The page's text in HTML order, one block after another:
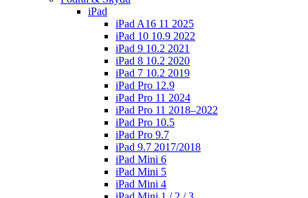
iPad
iPad A16 11 2025
iPad 10 10.9 2022
iPad 9 10.2 2021
iPad 8 10.2 2020
iPad 7 10.2 2019
iPad Pro 12.9
iPad Pro 11 2024
iPad Pro 11 2018–2022
iPad Pro 10.5
iPad Pro 9.7
iPad 9.7 2017/2018
iPad Mini 6
iPad Mini 5
iPad Mini 4